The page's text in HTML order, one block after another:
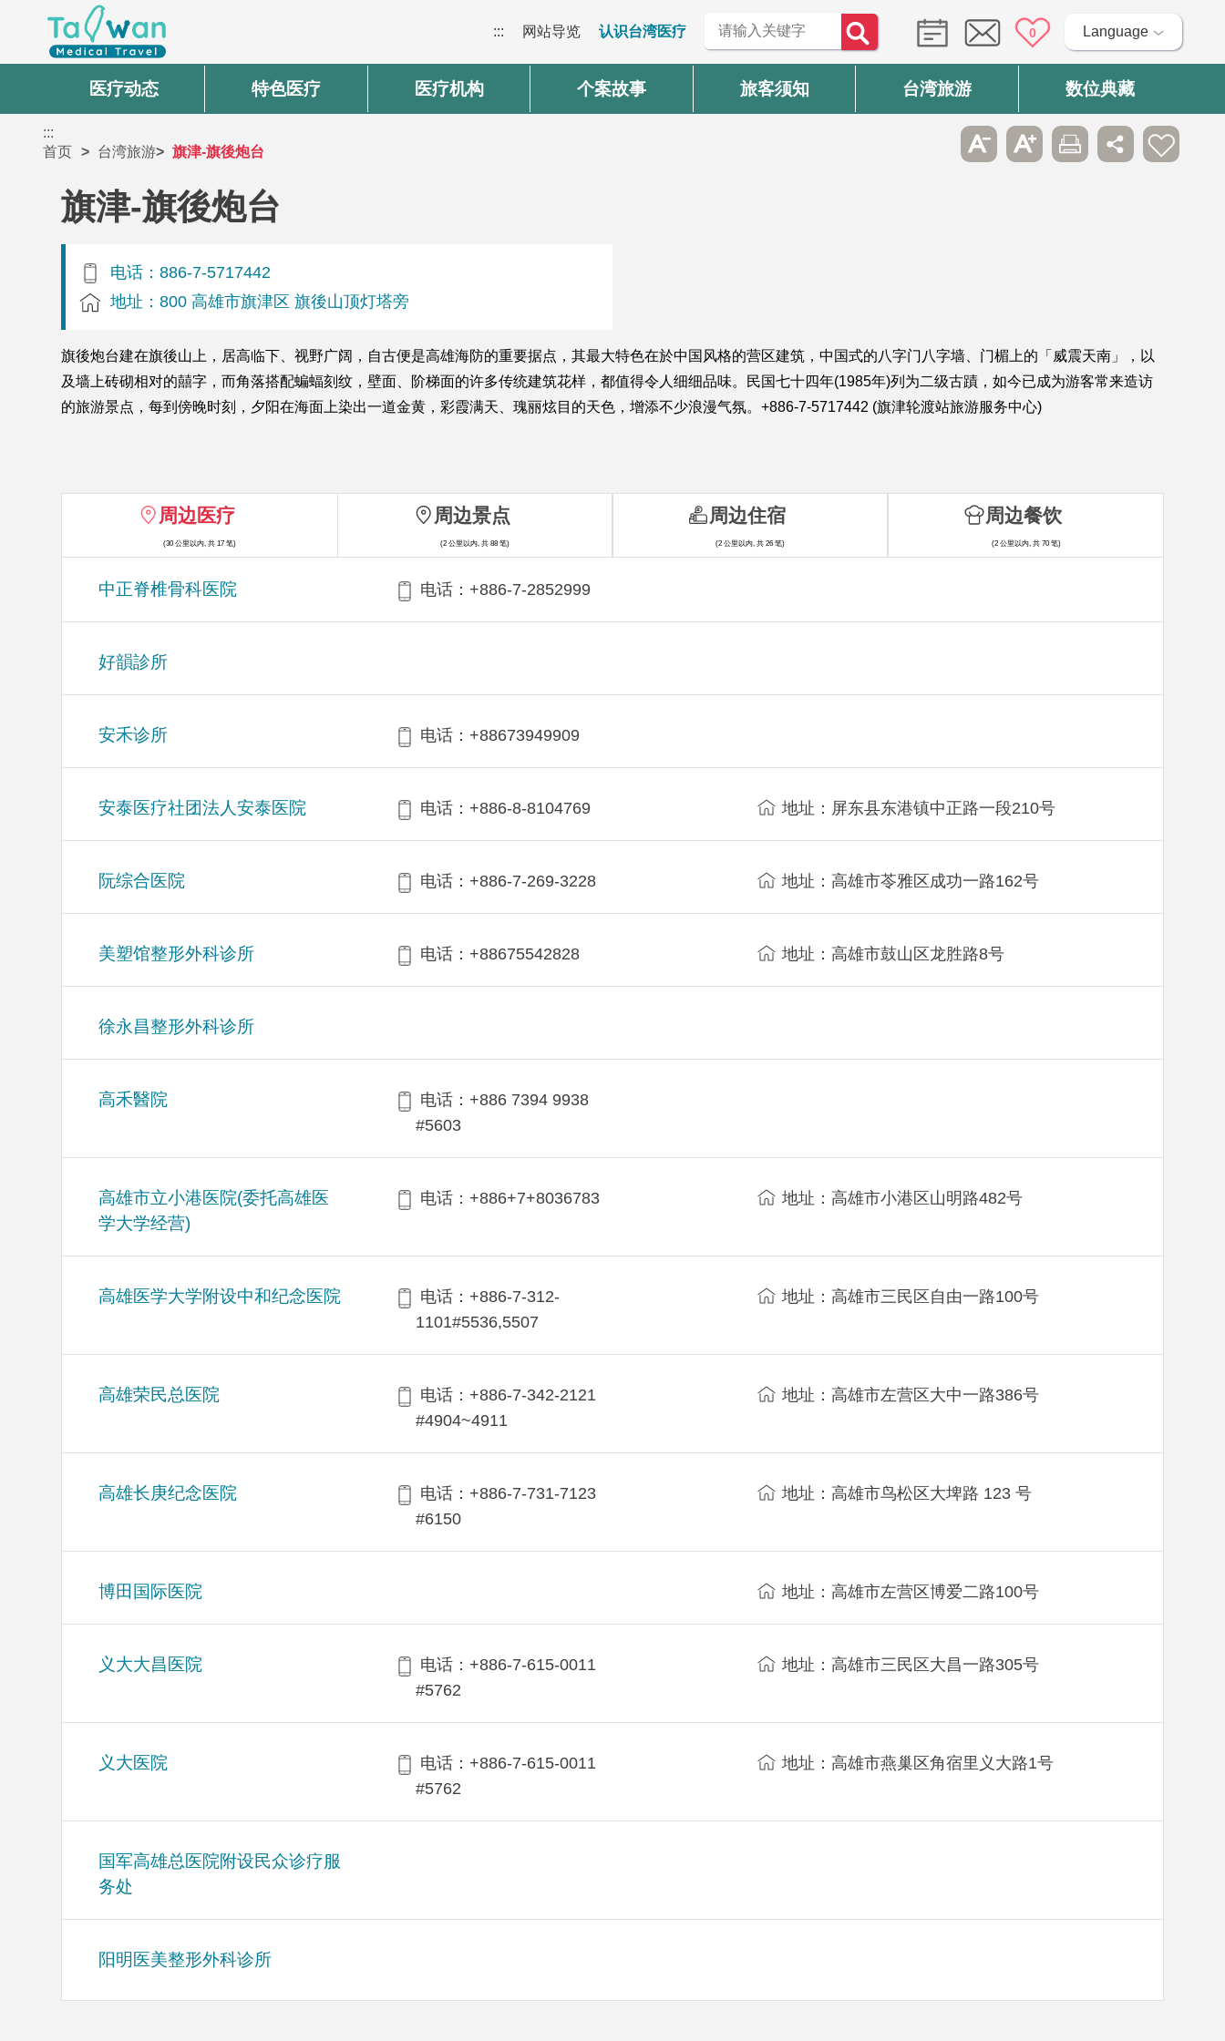
::: 网站导览 认识台湾医疗 0 Language
医疗动态 特色医疗 医疗机构 个案故事 旅客须知 台湾旅游 数位典藏
:::
首页
台湾旅游 旗津-旗後炮台
旗津-旗後炮台
电话：886-7-5717442
地址：800 高雄市旗津区 旗後山顶灯塔旁
旗後炮台建在旗後山上，居高临下、视野广阔，自古便是高雄海防的重要据点，其最大特色在於中国风格的营区建筑，中国式的八字门八字墙、门楣上的「威震天南」，以
及墙上砖砌相对的囍字，而角落搭配蝙蝠刻纹，壁面、阶梯面的许多传统建筑花样，都值得令人细细品味。民国七十四年(1985年)列为二级古蹟，如今已成为游客常来造访
的旅游景点，每到傍晚时刻，夕阳在海面上染出一道金黄，彩霞满天、瑰丽炫目的天色，增添不少浪漫气氛。+886-7-5717442 (旗津轮渡站旅游服务中心)
周边医疗
(30 公里以内, 共 17 笔)
中正脊椎骨科医院 电话：+886-7-2852999
好韻診所
安禾诊所 电话：+88673949909
安泰医疗社团法人安泰医院 电话：+886-8-8104769 地址：屏东县东港镇中正路一段210号
阮综合医院 电话：+886-7-269-3228 地址：高雄市苓雅区成功一路162号
美塑馆整形外科诊所 电话：+88675542828 地址：高雄市鼓山区龙胜路8号
徐永昌整形外科诊所
高禾醫院
电话：+886 7394 9938
#5603
高雄市立小港医院(委托高雄医
学大学经营)
电话：+886+7+8036783 地址：高雄市小港区山明路482号
高雄医学大学附设中和纪念医院
电话：+886-7-312-
1101#5536,5507
地址：高雄市三民区自由一路100号
高雄荣民总医院
电话：+886-7-342-2121
#4904~4911
地址：高雄市左营区大中一路386号
高雄长庚纪念医院
电话：+886-7-731-7123
#6150
地址：高雄市鸟松区大埤路 123 号
博田国际医院 地址：高雄市左营区博爱二路100号
义大大昌医院
电话：+886-7-615-0011
#5762
地址：高雄市三民区大昌一路305号
义大医院
电话：+886-7-615-0011
#5762
地址：高雄市燕巢区角宿里义大路1号
国军高雄总医院附设民众诊疗服
务处
阳明医美整形外科诊所
周边景点
(2 公里以内, 共 88 笔)
周边住宿
(2 公里以内, 共 26 笔)
周边餐饮
(2 公里以内, 共 70 笔)